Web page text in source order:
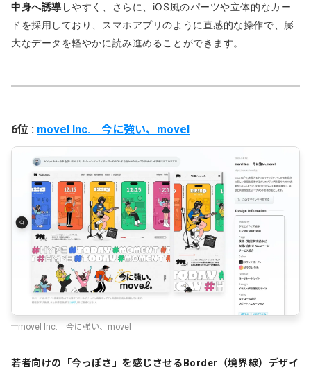
中身へ誘導 しやすく、さらに、 iOS 風のパーツや立体的なカー
ドを採用しており、スマホアプリのように直感的な操作で、膨
大なデータを軽やかに読み進めることができます。
6位 : movel Inc.｜今に強い、movel
movel Inc.｜今に強い、movel
若者向けの「今っぽさ」を感じさせるBorder（境界線）デザイ